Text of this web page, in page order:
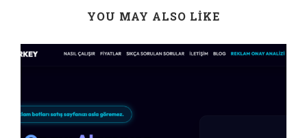
YOU MAY ALSO LIKE